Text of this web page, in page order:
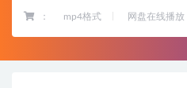
： mp4格式 网盘在线播放